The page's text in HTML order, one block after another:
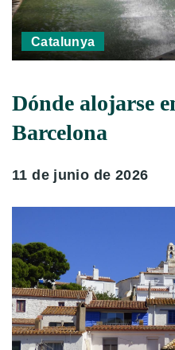
Catalunya
Dónde alojarse
Barcelona
11 de junio de 2026